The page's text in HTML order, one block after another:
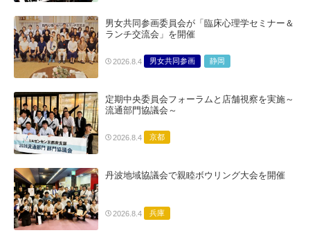
男女共同参画委員会が「臨床心理学セミナー＆
ランチ交流会」を開催
2026.8.4 男女共同参画 静岡
定期中央委員会フォーラムと店舗視察を実施～
流通部門協議会～
2026.8.4 京都
丹波地域協議会で親睦ボウリング大会を開催
2026.8.4 兵庫